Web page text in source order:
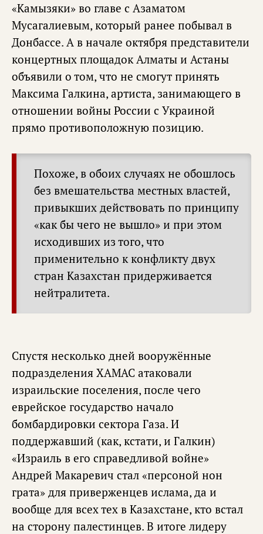
«Камызяки» во главе с Азаматом
Мусагалиевым, который ранее побывал в
Донбассе. А в начале октября представители
концертных площадок Алматы и Астаны
объявили о том, что не смогут принять
Максима Галкина, артиста, занимающего в
отношении войны России с Украиной
прямо противоположную позицию.
Похоже, в обоих случаях не обошлось
без вмешательства местных властей,
привыкших действовать по принципу
«как бы чего не вышло» и при этом
исходивших из того, что
применительно к конфликту двух
стран Казахстан придерживается
нейтралитета.
Спустя несколько дней вооружённые
подразделения ХАМАС атаковали
израильские поселения, после чего
еврейское государство начало
бомбардировки сектора Газа. И
поддержавший (как, кстати, и Галкин)
«Израиль в его справедливой войне»
Андрей Макаревич стал «персоной нон
грата» для приверженцев ислама, да и
вообще для всех тех в Казахстане, кто встал
на сторону палестинцев. В итоге лидеру